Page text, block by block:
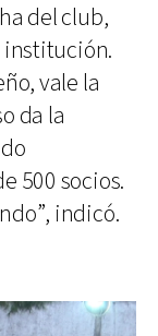
del club,
institución.
vale la
da la
500 socios.
indicó.